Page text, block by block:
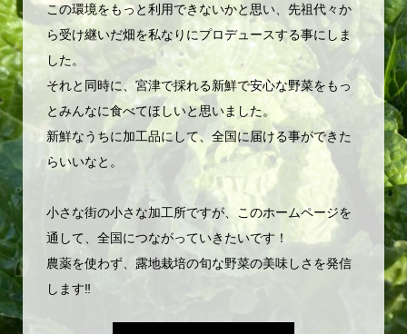
この環境をもっと利用できないかと思い、先祖代々か
ら受け継いだ畑を私なりにプロデュースする事にしま
した。
それと同時に、宮津で採れる新鮮で安心な野菜をもっ
とみんなに食べてほしいと思いました。
新鮮なうちに加工品にして、全国に届ける事ができた
らいいなと。
小さな街の小さな加工所ですが、このホームページを
通して、全国につながっていきたいです！
農薬を使わず、露地栽培の旬な野菜の美味しさを発信
します‼️